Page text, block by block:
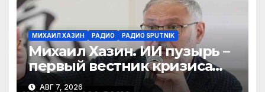
МИХАИЛ ХАЗИН РАДИО РАДИО SPUTNIK
Михаил Хазин. ИИ пузырь –
первый вестник кризиса
или миф?
АВГ 7, 2026